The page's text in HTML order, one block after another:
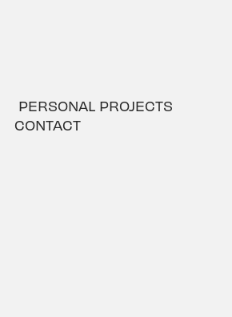
PERSONAL PROJECTS
CONTACT